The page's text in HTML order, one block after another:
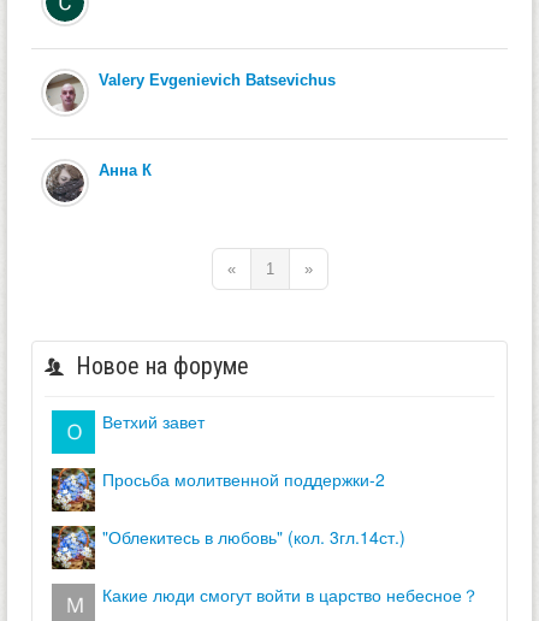
Valery Evgenievich Batsevichus
Анна К
« 1 »
Новое на форуме
ветхий завет
просьба молитвенной поддержки-2
"облекитесь в любовь" (кол. 3гл.14ст.)
какие люди смогут войти в царство небесное？